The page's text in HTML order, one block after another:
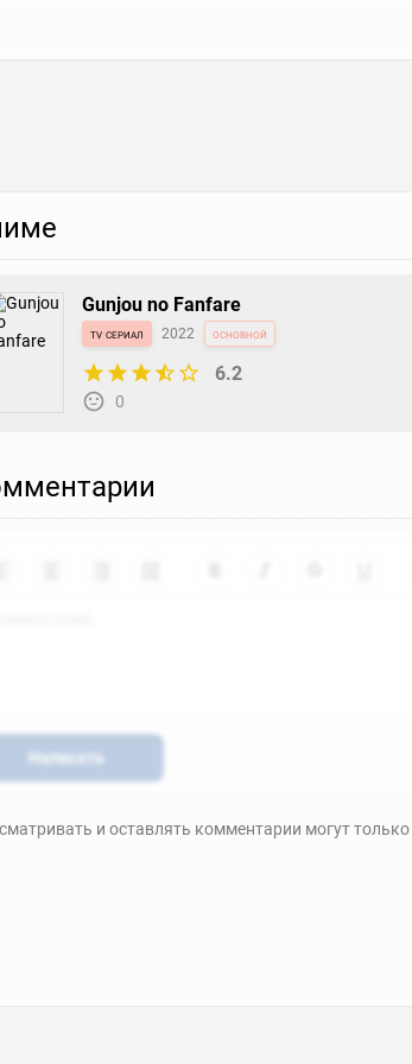
Gunjou no Fanfare
tv сериал 2022 основной
6.2
0
Написать
и оставлять комментарии могут